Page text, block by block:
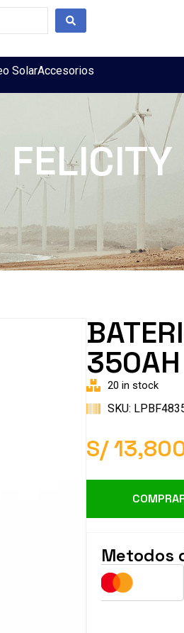
SolarAccesorios
20 in stock
SKU:
S/
Metodos